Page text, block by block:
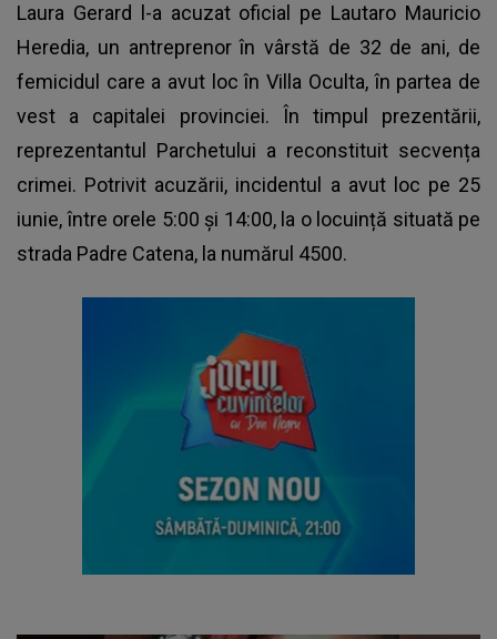
Laura Gerard l-a acuzat oficial pe Lautaro Mauricio
Heredia, un antreprenor în vârstă de 32 de ani, de
femicidul care a avut loc în Villa Oculta, în partea de
vest a capitalei provinciei. În timpul prezentării,
reprezentantul Parchetului a reconstituit secvența
crimei. Potrivit acuzării, incidentul a avut loc pe 25
iunie, între orele 5:00 și 14:00, la o locuință situată pe
strada Padre Catena, la numărul 4500.